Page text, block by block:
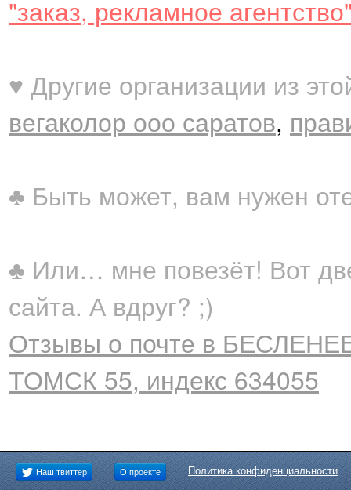
"заказ, рекламное
♥ Другие организации из
вегаколор ооо саратов,
♣ Быть может, вам нужен
♣ Или… мне повезёт! Вот
сайта. А вдруг? ;)
Отзывы о почте в
ТОМСК 55, индекс 634055
Наш твиттер О проекте Политика конфиденциальности